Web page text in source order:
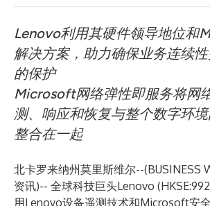
Lenovo利用其硬件领导地位和
解决方案，助力确保业务连续
的保护
Microsoft网络弹性即服务将网
测、响应和恢复与整个数字环
整合在一起
北卡罗来纳州莫里斯维尔--(BUSINESS
资讯)-- 全球科技巨头Lenovo
用Lenovo设备遥测技术和Microsoft安